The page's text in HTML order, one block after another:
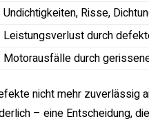
Undichtigkeiten, Risse,
Leistungsverlust durch
Motorausfälle durch
nicht mehr
– eine Entscheidung,